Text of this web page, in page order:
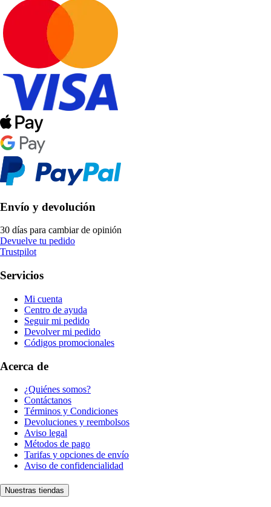
Envío y devolución
30 días para cambiar de opinión
Devuelve tu pedido
Trustpilot
Servicios
Mi cuenta
Centro de ayuda
Seguir mi pedido
Devolver mi pedido
Códigos promocionales
Acerca de
¿Quiénes somos?
Contáctanos
Términos y Condiciones
Devoluciones y reembolsos
Aviso legal
Métodos de pago
Tarifas y opciones de envío
Aviso de confidencialidad
Nuestras tiendas